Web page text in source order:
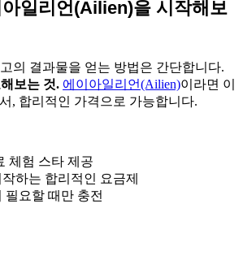
일리언(Ailien)을 시작해보
의 결과물을 얻는 방법은 간단합니다.
보는 것. 에이아일리언(Ailien)이라면 이
, 합리적인 가격으로 가능합니다.
체험 스타 제공
하는 합리적인 요금제
필요할 때만 충전